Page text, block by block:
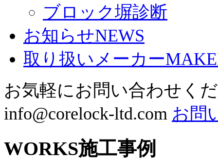
ブロック塀診断
お知らせNEWS
取り扱いメーカー
お気軽にお問い合わせく
info@corelock-ltd.com お問
WORKS施工事例